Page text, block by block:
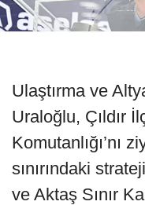
Ulaştırma ve
Uraloğlu, Çıldır
Komutanlığı’nı
sınırındaki
ve Aktaş Sınır